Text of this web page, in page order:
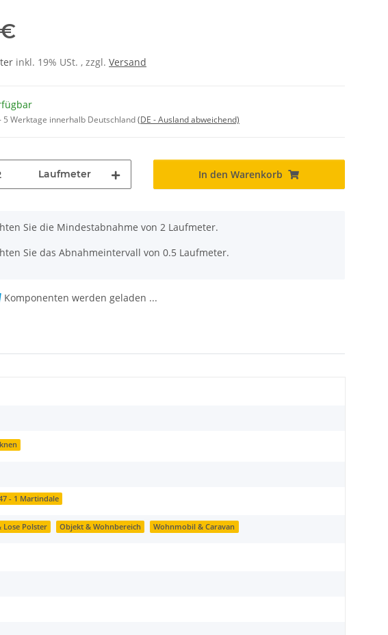
inkl. 19% USt. , zzgl. Versand
5 Werktage innerhalb Deutschland(DE - Ausland abweichend)
Laufmeter In den Warenkorb
Sie die Mindestabnahme von 2 Laufmeter.
Sie das Abnahmeintervall von 0.5 Laufmeter.
Komponenten werden geladen ...
- 1 Martindale
Lose Polster Objekt & Wohnbereich Wohnmobil & Caravan